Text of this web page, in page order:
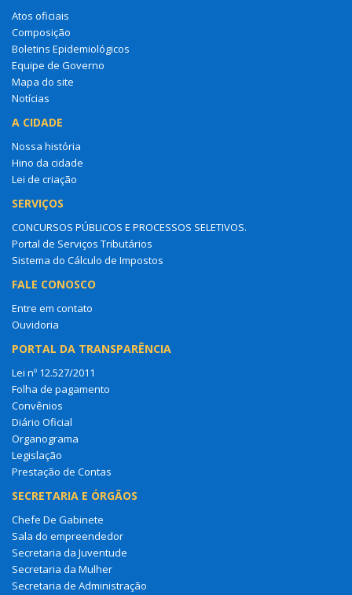
Atos oficiais
Composição
Boletins Epidemiológicos
Equipe de Governo
Mapa do site
Notícias
A CIDADE
Nossa história
Hino da cidade
Lei de criação
SERVIÇOS
CONCURSOS PÚBLICOS E PROCESSOS SELETIVOS.
Portal de Serviços Tributários
Sistema do Cálculo de Impostos
FALE CONOSCO
Entre em contato
Ouvidoria
PORTAL DA TRANSPARÊNCIA
Lei nº 12.527/2011
Folha de pagamento
Convênios
Diário Oficial
Organograma
Legislação
Prestação de Contas
SECRETARIA E ÓRGÃOS
Chefe De Gabinete
Sala do empreendedor
Secretaria da Juventude
Secretaria da Mulher
Secretaria de Administração